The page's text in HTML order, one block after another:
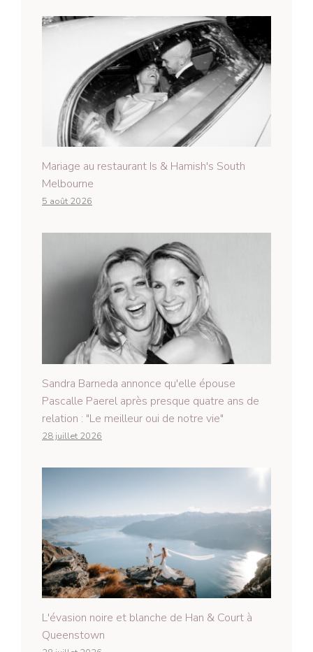
Mariage au restaurant Is & Hamish's South
Melbourne
5 août 2026
Sandra Barneda annonce qu'elle épouse
Pascalle Paerel après presque quatre ans de
relation : "Le meilleur oui de notre vie"
28 juillet 2026
L'évasion noire et blanche de Han & Court à
Queenstown